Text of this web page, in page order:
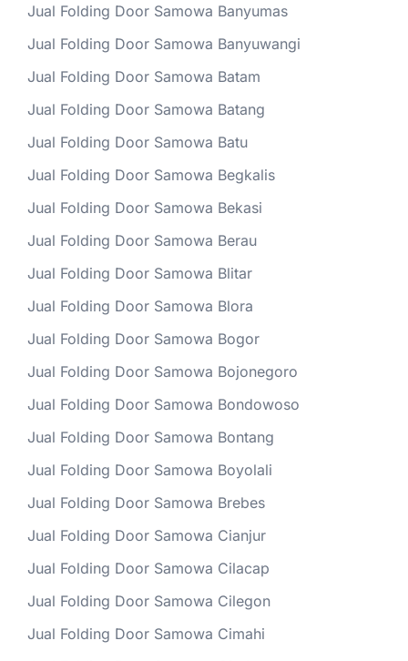
Jual Folding Door Samowa Banyumas
Jual Folding Door Samowa Banyuwangi
Jual Folding Door Samowa Batam
Jual Folding Door Samowa Batang
Jual Folding Door Samowa Batu
Jual Folding Door Samowa Begkalis
Jual Folding Door Samowa Bekasi
Jual Folding Door Samowa Berau
Jual Folding Door Samowa Blitar
Jual Folding Door Samowa Blora
Jual Folding Door Samowa Bogor
Jual Folding Door Samowa Bojonegoro
Jual Folding Door Samowa Bondowoso
Jual Folding Door Samowa Bontang
Jual Folding Door Samowa Boyolali
Jual Folding Door Samowa Brebes
Jual Folding Door Samowa Cianjur
Jual Folding Door Samowa Cilacap
Jual Folding Door Samowa Cilegon
Jual Folding Door Samowa Cimahi